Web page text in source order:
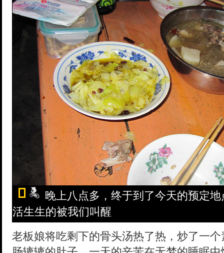
晚上八点多，终于到了今天的预定
活生生的被我们叫醒
老板娘将吃剩下的骨头汤热了热，炒了一